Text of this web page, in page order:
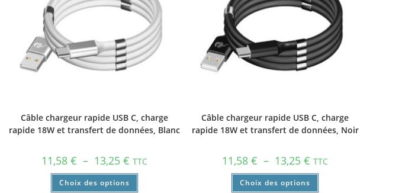
Câble chargeur rapide USB C, charge
rapide 18W et transfert de données, Blanc
11,58 € – 13,25 € TTC
Choix des options
Câble chargeur rapide USB C, charge
rapide 18W et transfert de données, Noir
11,58 € – 13,25 € TTC
Choix des options